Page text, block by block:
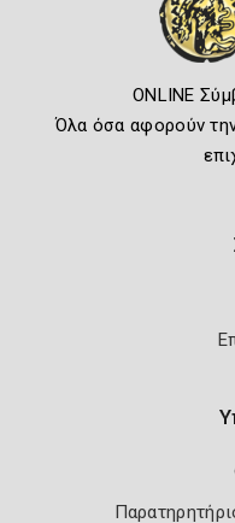
ONLINE
Όλα όσα αφορούν την